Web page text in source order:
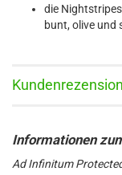
die
bunt, olive und
Ad Infinitum